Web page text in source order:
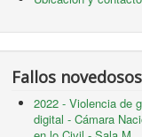
Fallos novedosos
2022 - Violencia de
digital - Cámara